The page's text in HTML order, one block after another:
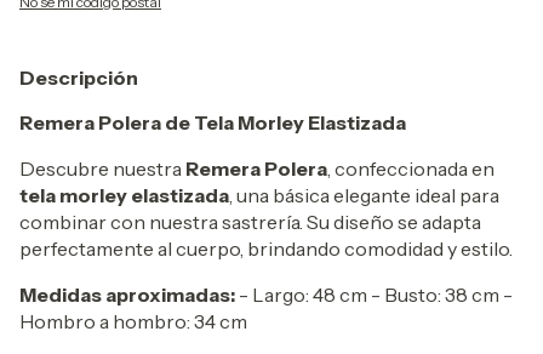
Descripción
Remera Polera de Tela Morley Elastizada
Descubre nuestra Remera Polera, confeccionada en
tela morley elastizada, una básica elegante ideal para
combinar con nuestra sastrería. Su diseño se adapta
perfectamente al cuerpo, brindando comodidad y estilo.
Medidas aproximadas: - Largo: 48 cm - Busto: 38 cm -
Hombro a hombro: 34 cm